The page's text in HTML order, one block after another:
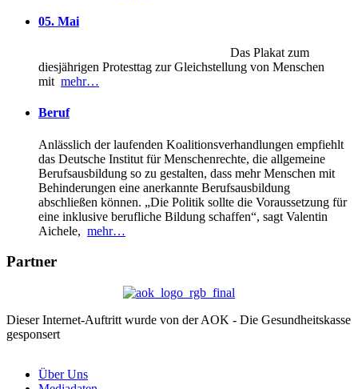
05. Mai
Das Plakat zum
diesjährigen Protesttag zur Gleichstellung von Menschen
mit mehr…
Beruf
Anlässlich der laufenden Koalitionsverhandlungen empfiehlt
das Deutsche Institut für Menschenrechte, die allgemeine
Berufsausbildung so zu gestalten, dass mehr Menschen mit
Behinderungen eine anerkannte Berufsausbildung
abschließen können. „Die Politik sollte die Voraussetzung für
eine inklusive berufliche Bildung schaffen“, sagt Valentin
Aichele, mehr…
Partner
Dieser Internet-Auftritt wurde von der AOK - Die Gesundheitskasse
gesponsert
Über Uns